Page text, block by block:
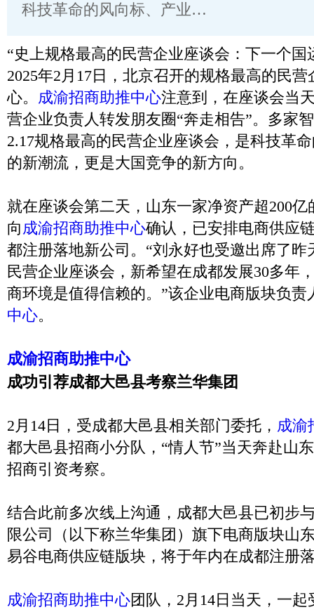
科技革命的风向标、产业…
“史上规格最高的民营企业座谈会：下一个
2025年2月17日，北京召开的规格最高的民
心。 成渝招商助推中心注意到，在座谈会当
营企业负责人转发朋友圈“奔走相告”。多家
2.17规格最高的民营企业座谈会，是科技革
的新潮流，更是大国竞争的新方向。
就在座谈会第二天，山东一家净资产超200
向成渝招商助推中心确认，已安排电商供应
都注册落地新公司。“刘永好也受邀出席了昨
民营企业座谈会，新希望在成都发展30多年
商环境是值得信赖的。”该企业电商版块负责
中心。
成渝招商助推中心
成功引荐成都大邑县考察兰华集团
2月14日，受成都大邑县相关部门委托， 成渝
都大邑县招商小分队，“情人节”当天奔赴山
招商引资考察。
结合此前多次线上沟通，成都大邑县已初步
限公司（以下称兰华集团）旗下电商版块山
易谷电商供应链版块，将于年内在成都注册
成渝招商助推中心团队，2月14日当天，一